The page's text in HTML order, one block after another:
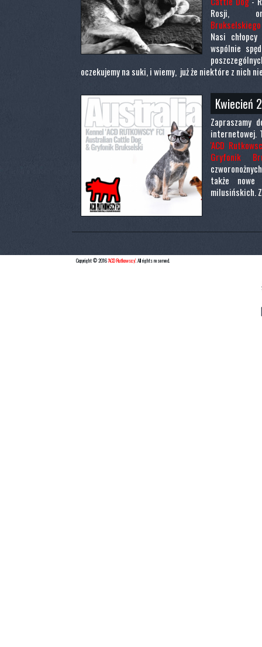
Rosji,
Nasi
wspólnie
oczekujemy na suki, i wiemy, już że niektóre z nich
Kwiecień
Zapraszamy
internetowej.
'ACD
Gryfonik
także
milusińskich.
Copyright © 2016'ACD Rutkowscy'. All rights reserved.